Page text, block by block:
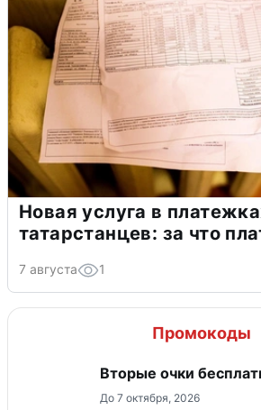
Новая услуга в
татарстанцев: за что
7 августа 1
Промокоды
Вторые очки
До 7 октября, 2026